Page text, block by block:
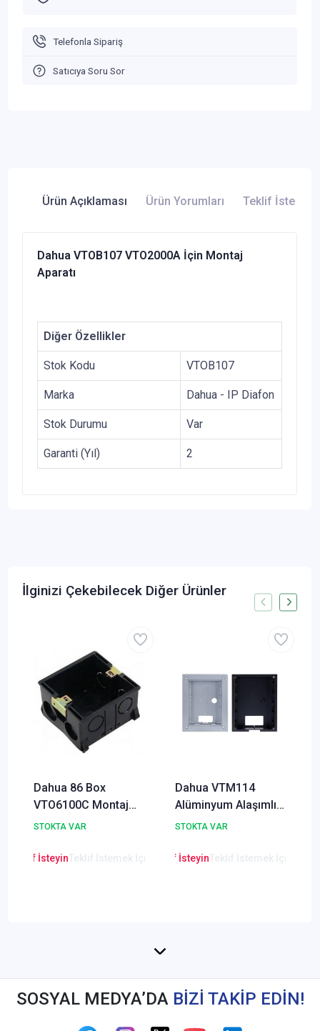
Telefonla Sipariş
Satıcıya Soru Sor
Ürün Açıklaması Ürün Yorumları Teklif İste
Dahua VTOB107 VTO2000A İçin Montaj
Aparatı
Diğer Özellikler
Stok Kodu VTOB107
Marka Dahua - IP Diafon
Stok Durumu Var
Garanti (Yıl) 2
İlginizi Çekebilecek Diğer Ürünler
Dahua 86 Box
VTO6100C Montaj
Aparatı
STOKTA VAR
Teklif İsteyin Teklif İstemek İçin Tıklayınız
Dahua VTM114
Alüminyum Alaşımlı
Gömme Montaj
STOKTA VAR
Lütfen Teklif İsteyin
SOSYAL MEDYA’DA BİZİ TAKİP EDİN!